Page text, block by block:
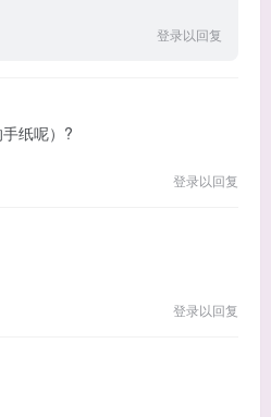
登录以回复
纸呢）?
登录以回复
登录以回复